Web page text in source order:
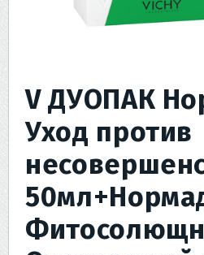
V ДУОПАК
Уход против
Фитосолющн